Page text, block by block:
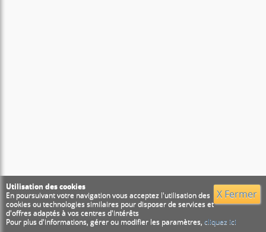
X Fermer
Utilisation des cookies
En poursuivant votre navigation vous acceptez l'utilisation des
cookies ou technologies similaires pour disposer de services et
d'offres adaptés à vos centres d'intérêts
Pour plus d'informations, gérer ou modifier les paramètres, cliquez ici